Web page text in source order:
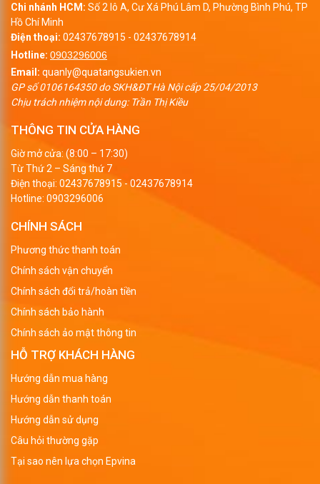
Chi nhánh HCM: Số 2 lô A, Cư Xá Phú Lâm D, Phường Bình Phú, TP
Hồ Chí Minh
Điện thoại: 02437678915 - 02437678914
Hotline: 0903296006
Email: quanly@quatangsukien.vn
GP số 0106164350 do SKH&ĐT Hà Nội cấp 25/04/2013
Chịu trách nhiệm nội dung: Trần Thị Kiều
THÔNG TIN CỬA HÀNG
Giờ mở cửa: (8:00 – 17:30)
Từ Thứ 2 – Sáng thứ 7
Điện thoại: 02437678915 - 02437678914
Hotline: 0903296006
CHÍNH SÁCH
Phương thức thanh toán
Chính sách vận chuyển
Chính sách đổi trả/hoàn tiền
Chính sách bảo hành
Chính sách ảo mật thông tin
HỖ TRỢ KHÁCH HÀNG
Hướng dẫn mua hàng
Hướng dẫn thanh toán
Hướng dẫn sử dụng
Câu hỏi thường gặp
Tại sao nên lựa chọn Epvina